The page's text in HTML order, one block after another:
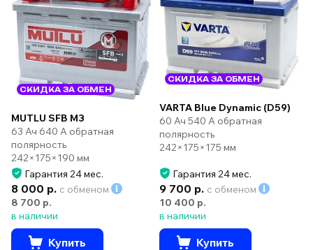
СКИДКА ЗА ОБМЕН
MUTLU SFB M3
63 Ач 640 А обратная
полярность
242×175×190 мм
Гарантия 24 мес.
8 000 р. с обменом
8 700 р.
в наличии
Купить
СКИДКА ЗА ОБМЕН
VARTA Blue Dynamic (D59)
60 Ач 540 А обратная
полярность
242×175×175 мм
Гарантия 24 мес.
9 700 р. с обменом
10 400 р.
в наличии
Купить